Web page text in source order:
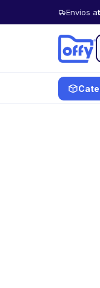
Envíos a